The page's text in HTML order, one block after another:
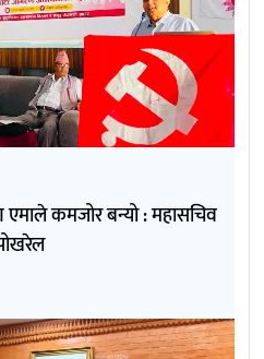
कमजोर बन्यो : महासचिव